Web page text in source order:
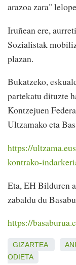
arazoa zara"
Iruñean ere,
Sozialistak
plazan.
Bukatzeko,
partekatu dituzte
Kontzejuen
Ultzamako eta
https://
kontrako-
Eta, EH Bilduren
zabaldu du
https://
GIZARTEA
ODIETA